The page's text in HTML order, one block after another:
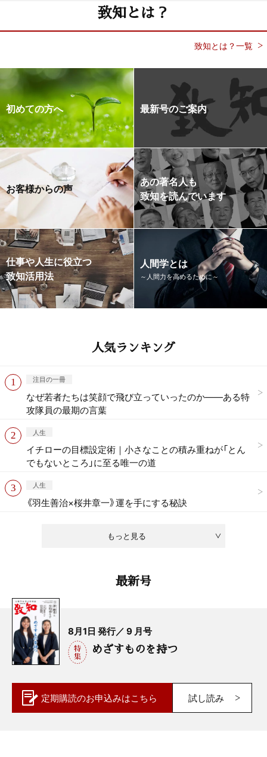
致知とは？
致知とは？一覧
初めての方へ 最新号のご案内
お客様からの声
あの著名人も
致知を読んでいます
仕事や人生に役立つ
致知活用法
人間学とは
～人間力を高めるために～
人気ランキング
もっと見る
注目の一冊
なぜ若者たちは笑顔で飛び立っていったのか——ある特
攻隊員の最期の言葉
人生
イチローの目標設定術｜小さなことの積み重ねが「とん
でもないところ」に至る唯一の道
人生
《羽生善治×桜井章一》運を手にする秘訣
最新号
8月1日 発行／ 9 月号
めざすものを持つ
定期購読のお申込みはこちら 試し読み